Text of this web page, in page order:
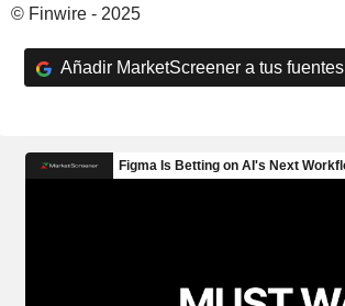
© Finwire - 2025
Añadir MarketScreener a tus fuentes